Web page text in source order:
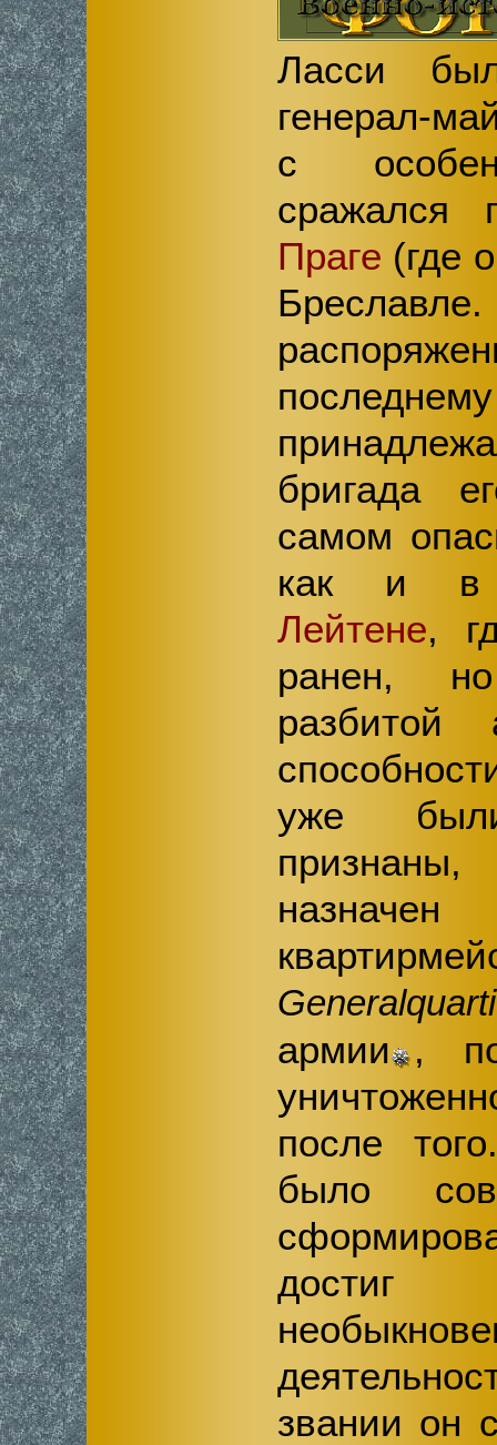
Ласси
генерал-
с
сражался
Праге (где
бригада
самом
как и
Лейтене,
ранен,
разбитой
уже
армии
,
после
было
достиг
звании он